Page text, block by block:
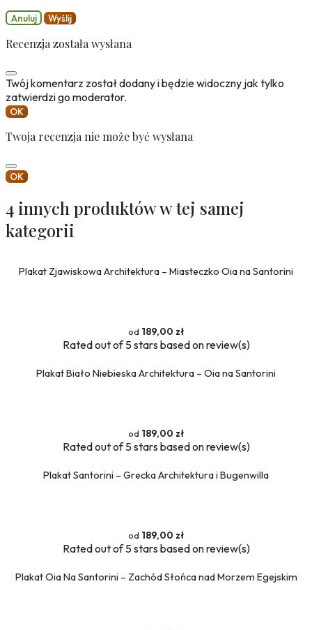
Anuluj Wyślij
Recenzja została wysłana
Twój komentarz został dodany i będzie widoczny jak tylko
zatwierdzi go moderator.
OK
Twoja recenzja nie może być wysłana
OK
4 innych produktów w tej samej
kategorii
Plakat Zjawiskowa Architektura – Miasteczko Oia na Santorini
189,00 zł
Ratedout of 5 stars based onreview(s)
Plakat Biało Niebieska Architektura – Oia na Santorini
189,00 zł
Ratedout of 5 stars based onreview(s)
Plakat Santorini – Grecka Architektura i Bugenwilla
189,00 zł
Ratedout of 5 stars based onreview(s)
Plakat Oia Na Santorini – Zachód Słońca nad Morzem Egejskim